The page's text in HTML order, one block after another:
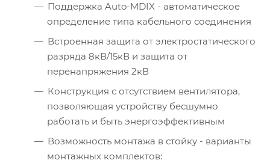
Поддержка Auto-MDIX - автоматическое
определение типа кабельного соединения
Встроенная защита от электростатического
разряда 8кВ/15кВ и защита от
перенапряжения 2кВ
Конструкция с отсутствием вентилятора,
позволяющая устройству бесшумно
работать и быть энергоэффективным
Возможность монтажа в стойку - варианты
монтажных комплектов: